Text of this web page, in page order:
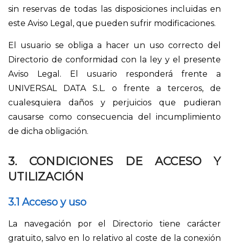
sin reservas de todas las disposiciones incluidas en
este Aviso Legal, que pueden sufrir modificaciones.
El usuario se obliga a hacer un uso correcto del
Directorio de conformidad con la ley y el presente
Aviso Legal. El usuario responderá frente a
UNIVERSAL DATA S.L. o frente a terceros, de
cualesquiera daños y perjuicios que pudieran
causarse como consecuencia del incumplimiento
de dicha obligación.
3. CONDICIONES DE ACCESO Y
UTILIZACIÓN
3.1 Acceso y uso
La navegación por el Directorio tiene carácter
gratuito, salvo en lo relativo al coste de la conexión